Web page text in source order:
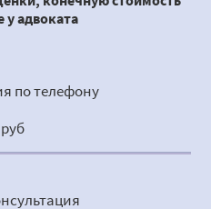
у адвоката
по телефону
руб